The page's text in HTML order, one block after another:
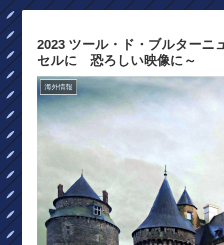
2023 ツール・ド・ブルターニ
セルに 恐ろしい映像に～
海外情報